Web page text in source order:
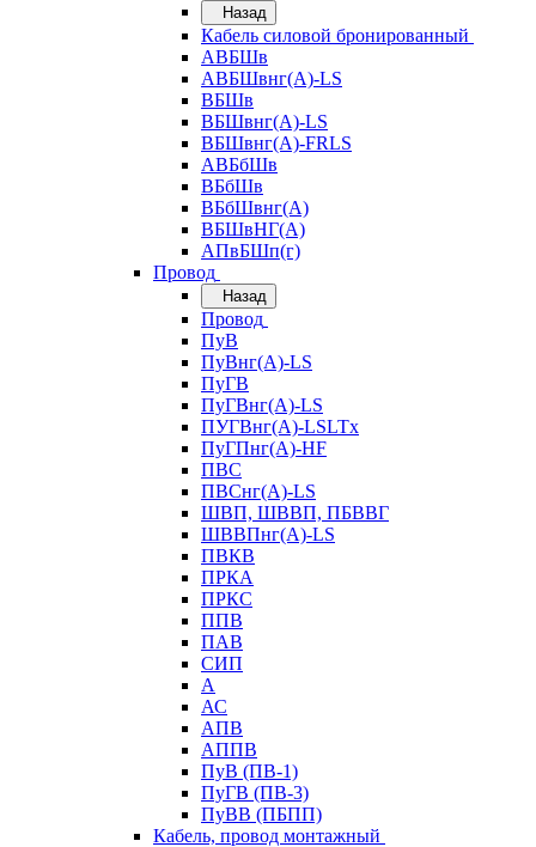
Назад
Кабель силовой бронированный
АВБШв
АВБШвнг(А)-LS
ВБШв
ВБШвнг(А)-LS
ВБШвнг(А)-FRLS
АВБбШв
ВБбШв
ВБбШвнг(А)
ВБШвНГ(А)
АПвБШп(г)
Провод
Назад
Провод
ПуВ
ПуВнг(А)-LS
ПуГВ
ПуГВнг(А)-LS
ПУГВнг(А)-LSLTx
ПуГПнг(А)-HF
ПВС
ПВСнг(А)-LS
ШВП, ШВВП, ПБВВГ
ШВВПнг(А)-LS
ПВКВ
ПРКА
ПРКС
ППВ
ПАВ
СИП
А
АС
АПВ
АППВ
ПуВ (ПВ-1)
ПуГВ (ПВ-3)
ПуВВ (ПБПП)
Кабель, провод монтажный